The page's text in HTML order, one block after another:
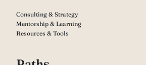
Consulting & Strategy
Mentorship & Learning
Resources & Tools